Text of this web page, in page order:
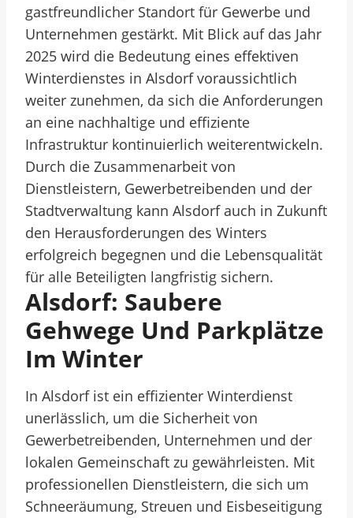
gastfreundlicher Standort für Gewerbe und
Unternehmen gestärkt. Mit Blick auf das Jahr
2025 wird die Bedeutung eines effektiven
Winterdienstes in Alsdorf voraussichtlich
weiter zunehmen, da sich die Anforderungen
an eine nachhaltige und effiziente
Infrastruktur kontinuierlich weiterentwickeln.
Durch die Zusammenarbeit von
Dienstleistern, Gewerbetreibenden und der
Stadtverwaltung kann Alsdorf auch in Zukunft
den Herausforderungen des Winters
erfolgreich begegnen und die Lebensqualität
für alle Beteiligten langfristig sichern.
Alsdorf: Saubere
Gehwege Und Parkplätze
Im Winter
In Alsdorf ist ein effizienter Winterdienst
unerlässlich, um die Sicherheit von
Gewerbetreibenden, Unternehmen und der
lokalen Gemeinschaft zu gewährleisten. Mit
professionellen Dienstleistern, die sich um
Schneeräumung, Streuen und Eisbeseitigung